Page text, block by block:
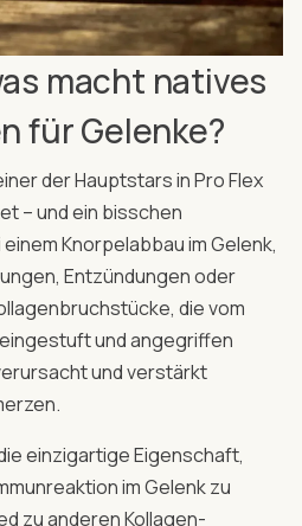
macht natives
für Gelenke?
der Hauptstars in Pro Flex
– und ein bisschen
Knorpelabbau im Gelenk,
Entzündungen oder
die vom
und angegriffen
und verstärkt
einzigartige Eigenschaft,
im Gelenk zu
zu anderen Kollagen-